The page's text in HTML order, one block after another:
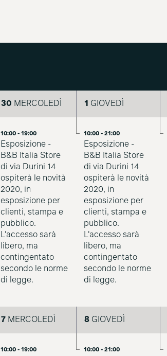
30 MERCOLEDÌ
10:00 - 19:00
Esposizione -
B&B Italia Store
di via Durini 14
ospiterà le novità
2020, in
esposizione per
clienti, stampa e
pubblico.
L'accesso sarà
libero, ma
contingentato
secondo le norme
di legge.
1 GIOVEDÌ
10:00 - 21:00
Esposizione -
B&B Italia Store
di via Durini 14
ospiterà le novità
2020, in
esposizione per
clienti, stampa e
pubblico.
L'accesso sarà
libero, ma
contingentato
secondo le norme
di legge.
7MERCOLEDÌ
10:00 - 19:00
8 GIOVEDÌ
10:00 - 21:00